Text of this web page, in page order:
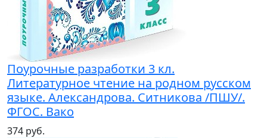
Поурочные разработки 3 кл.
Литературное чтение на родном русском
языке. Александрова. Ситникова /ПШУ/.
ФГОС. Вако
374 руб.